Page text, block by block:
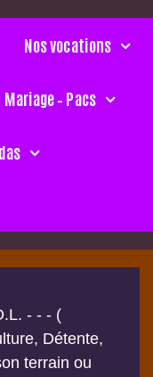
Nos vocations
Mariage – Pacs
- - - (
Détente,
terrain ou